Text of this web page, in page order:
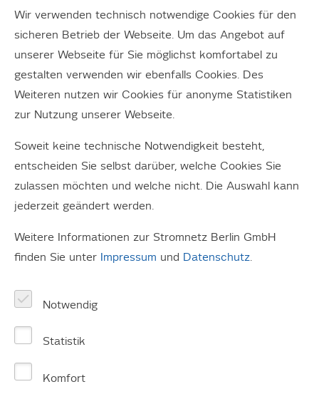
klimaschonende E-Mobilität.
Die Klimaziele von
Berlin
Deutschland hat das Ziel, spätestens im Jahr
2045 klimaneutral zu sein. Das Land Berlin folgt
diesem Ziel und hat es unter anderem mit
Emissionen in der Hauptstadt bis 2030
verglichen mit dem Basisjahr 1990 um 70 %
Unternehmen arbeiten wir daran, an diesen Ziel
Emissionen zu reduzieren, haben wir 2024 ein
Wir verwenden technisch notwendige Cookies für den
sicheren Betrieb der Webseite. Um das Angebot auf
unserer Webseite für Sie möglichst komfortabel zu
gestalten verwenden wir ebenfalls Cookies. Des
Weiteren nutzen wir Cookies für anonyme Statistiken
zur Nutzung unserer Webseite.
Soweit keine technische Notwendigkeit besteht,
entscheiden Sie selbst darüber, welche Cookies Sie
zulassen möchten und welche nicht. Die Auswahl kann
jederzeit geändert werden.
Weitere Informationen zur Stromnetz Berlin GmbH
finden Sie unter Impressum und Datenschutz.
Notwendig
Statistik
Komfort